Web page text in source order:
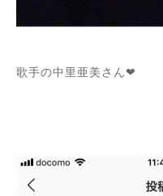
歌手の中里亜美さん❤︎